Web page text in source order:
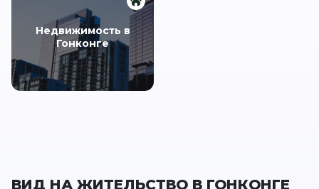
Недвижимость в
Гонконге
ВИД НА ЖИТЕЛЬСТВО В ГОНКОНГЕ